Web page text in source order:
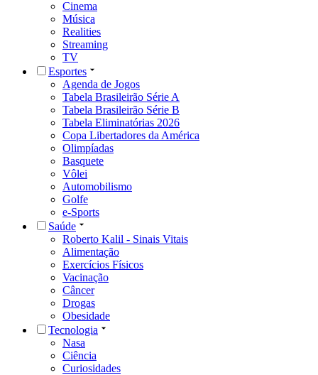
Cinema
Música
Realities
Streaming
TV
Esportes
Agenda de Jogos
Tabela Brasileirão Série A
Tabela Brasileirão Série B
Tabela Eliminatórias 2026
Copa Libertadores da América
Olimpíadas
Basquete
Vôlei
Automobilismo
Golfe
e-Sports
Saúde
Roberto Kalil - Sinais Vitais
Alimentação
Exercícios Físicos
Vacinação
Câncer
Drogas
Obesidade
Tecnologia
Nasa
Ciência
Curiosidades